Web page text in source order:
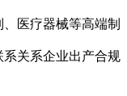
医疗器械等高端制
关系企业出产合规